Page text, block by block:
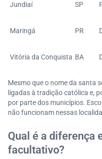
Jundiaí SP
Maringá PR
Vitória da Conquista BA
Mesmo que o nome da santa
ligadas à tradição católica e,
por parte dos municípios.
não funcionam nessas
Qual é a diferença
facultativo?